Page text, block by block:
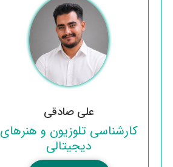
علی صادقی
کارشناسی تلوزیون و هنرهای
دیجیتالی